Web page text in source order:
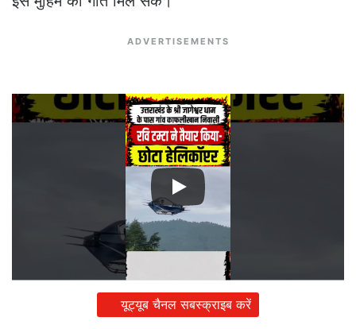
ADVERTISEMENTS
यूट्यूब चैनल सबस्क्राइब करें